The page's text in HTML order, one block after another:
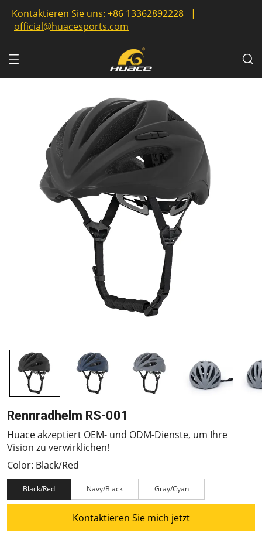
Kontaktieren Sie uns: +86 13362892228
|
official@huacesports.com
Rennradhelm RS-001
Huace akzeptiert OEM- und ODM-Dienste, um Ihre
Vision zu verwirklichen!
Color: Black/Red
Black/Red Navy/Black Gray/Cyan
Kontaktieren Sie mich jetzt